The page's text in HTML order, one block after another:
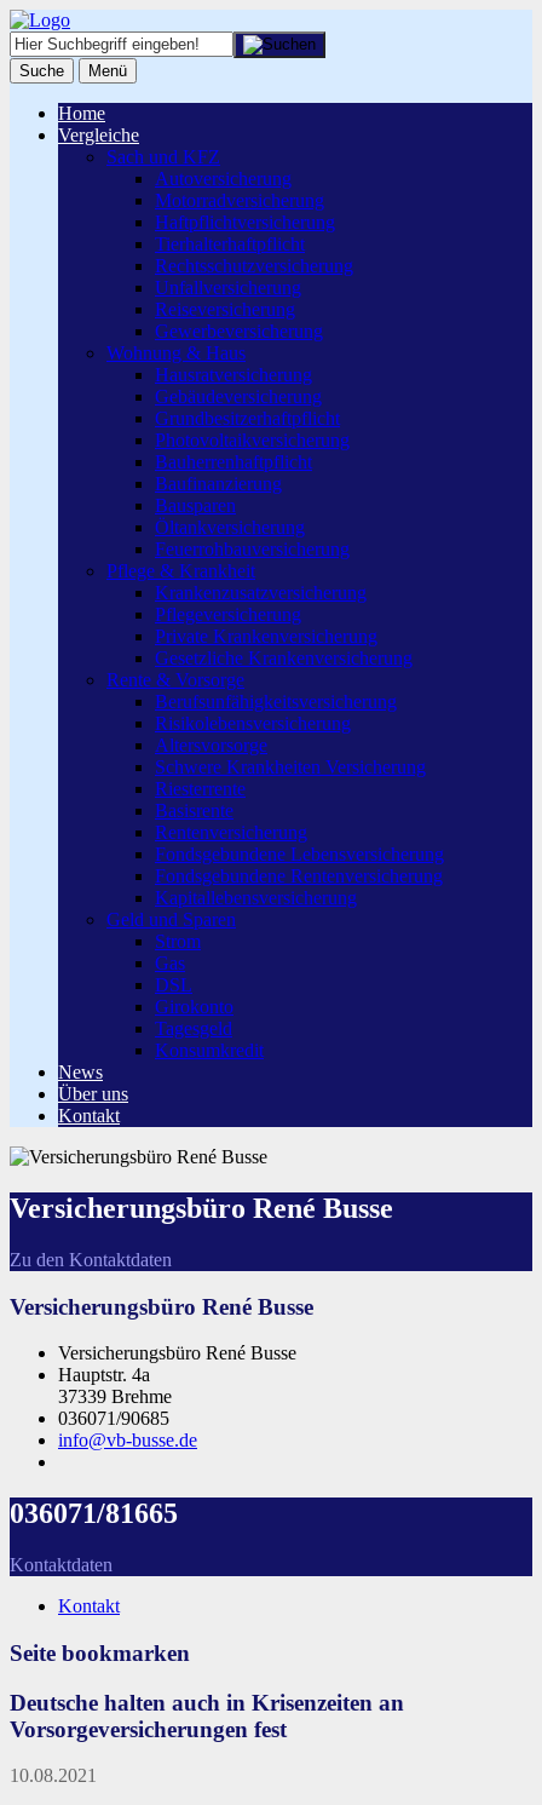
Suche Menü
Home
Vergleiche
Sach und KFZ
Autoversicherung
Motorradversicherung
Haftpflichtversicherung
Tierhalterhaftpflicht
Rechtsschutzversicherung
Unfallversicherung
Reiseversicherung
Gewerbeversicherung
Wohnung & Haus
Hausratversicherung
Gebäudeversicherung
Grundbesitzerhaftpflicht
Photovoltaikversicherung
Bauherrenhaftpflicht
Baufinanzierung
Bausparen
Öltankversicherung
Feuerrohbauversicherung
Pflege & Krankheit
Krankenzusatzversicherung
Pflegeversicherung
Private Krankenversicherung
Gesetzliche Krankenversicherung
Rente & Vorsorge
Berufs­unfähigkeitsversicherung
Risikolebensversicherung
Altersvorsorge
Schwere Krankheiten Versicherung
Riesterrente
Basisrente
Rentenversicherung
Fondsgebundene Lebensversicherung
Fondsgebundene Rentenversicherung
Kapitallebensversicherung
Geld und Sparen
Strom
Gas
DSL
Girokonto
Tagesgeld
Konsumkredit
News
Über uns
Kontakt
Versicherungsbüro René Busse
Zu den Kontaktdaten
Versicherungsbüro René Busse
Versicherungsbüro René Busse
Hauptstr. 4a
37339 Brehme
036071/90685
info@vb-busse.de
036071/81665
Kontaktdaten
Kontakt
Seite bookmarken
Deutsche halten auch in Krisenzeiten an
Vorsorgeversicherungen fest
10.08.2021